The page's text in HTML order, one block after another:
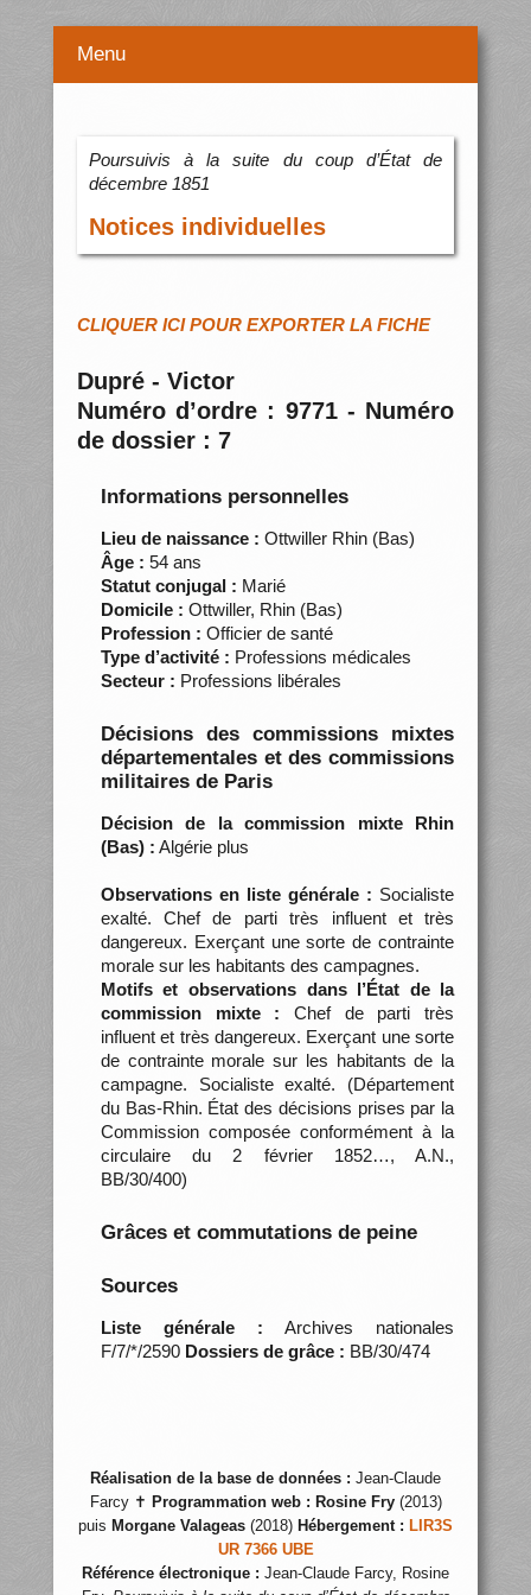
Menu
Poursuivis à la suite du coup d’État de
décembre 1851
Notices individuelles
CLIQUER ICI POUR EXPORTER LA FICHE
Dupré - Victor
Numéro d’ordre : 9771 - Numéro
de dossier : 7
Informations personnelles
Lieu de naissance : Ottwiller Rhin (Bas)
Âge : 54 ans
Statut conjugal : Marié
Domicile : Ottwiller, Rhin (Bas)
Profession : Officier de santé
Type d’activité : Professions médicales
Secteur : Professions libérales
Décisions des commissions mixtes
départementales et des commissions
militaires de Paris
Décision de la commission mixte Rhin
(Bas) : Algérie plus
Observations en liste générale : Socialiste
exalté. Chef de parti très influent et très
dangereux. Exerçant une sorte de contrainte
morale sur les habitants des campagnes.
Motifs et observations dans l’État de la
commission mixte : Chef de parti très
influent et très dangereux. Exerçant une sorte
de contrainte morale sur les habitants de la
campagne. Socialiste exalté. (Département
du Bas-Rhin. État des décisions prises par la
Commission composée conformément à la
circulaire du 2 février 1852…, A.N.,
BB/30/400)
Grâces et commutations de peine
Sources
Liste générale : Archives nationales
F/7/*/2590 Dossiers de grâce : BB/30/474
Réalisation de la base de données : Jean-Claude
Farcy ✝ Programmation web : Rosine Fry(2013)
puis Morgane Valageas (2018) Hébergement : LIR3S
UR 7366 UBE
Référence électronique : Jean-Claude Farcy, Rosine